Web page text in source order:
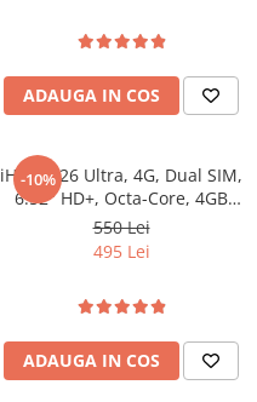
ADAUGA IN COS
-10%
iHunt S26 Ultra, 4G, Dual SIM,
6.52" HD+, Octa-Core, 4GB
RAM, 128GB, 16MP + 8MP,
GPS, Android 14
550 Lei
495 Lei
ADAUGA IN COS